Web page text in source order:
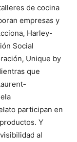
de cocina
empresas y
Harley-
Social
Unique by
que
participan en
Y
al